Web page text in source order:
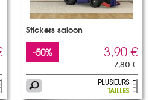
Stickers saloon
-50% 3,90 €
7,80 €